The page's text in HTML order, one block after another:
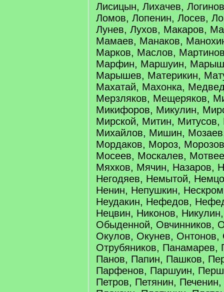
Лисицын, Лихачев,
Ломов, Лопенин, Лосев,
Лунев, Лухов, Макаров,
Мамаев, Манаков,
Марков, Маслов,
Марфин, Маршуин,
Марышев, Материкин,
Махатай, Махонка,
Мерзляков, Мещеряков,
Микифоров, Микулин,
Мирской, Митин, Митусов,
Михайлов, Мишин,
Мордаков, Мороз,
Мосеев, Москалев,
Мяхков, Мячин, Назаров,
Негодяев, Немытой,
Ненин, Непушкин,
Неудакин, Нефедов,
Нецвин, Никонов,
Обыденной, Овчинников,
Окулов, Окунев, Онтонов,
Отрубяников, Панамарев,
Панов, Папин, Пашков,
Парфенов, Паршуин,
Петров, Петянин,